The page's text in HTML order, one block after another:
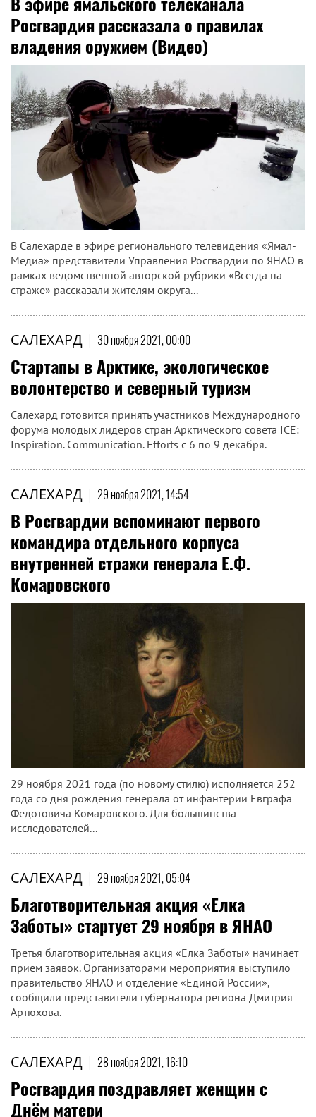
Росгвардия рассказала о правилах
владения оружием (Видео)
В Салехарде в эфире регионального телевидения «Ямал-
Медиа» представители Управления Росгвардии по ЯНАО в
рамках ведомственной авторской рубрики «Всегда на
страже» рассказали жителям округа...
САЛЕХАРД | 30 ноября 2021, 00:00
Стартапы в Арктике, экологическое
волонтерство и северный туризм
Салехард готовится принять участников Международного
форума молодых лидеров стран Арктического совета ICE:
Inspiration. Communication. Efforts с 6 по 9 декабря.
САЛЕХАРД | 29 ноября 2021, 14:54
В Росгвардии вспоминают первого
командира отдельного корпуса
внутренней стражи генерала Е.Ф.
Комаровского
29 ноября 2021 года (по новому стилю) исполняется 252
года со дня рождения генерала от инфантерии Евграфа
Федотовича Комаровского. Для большинства
исследователей...
САЛЕХАРД | 29 ноября 2021, 05:04
Благотворительная акция «Елка
Заботы» стартует 29 ноября в ЯНАО
Третья благотворительная акция «Елка Заботы» начинает
прием заявок. Организаторами мероприятия выступило
правительство ЯНАО и отделение «Единой России»,
сообщили представители губернатора региона Дмитрия
Артюхова.
САЛЕХАРД | 28 ноября 2021, 16:10
Росгвардия поздравляет женщин с
Днём матери